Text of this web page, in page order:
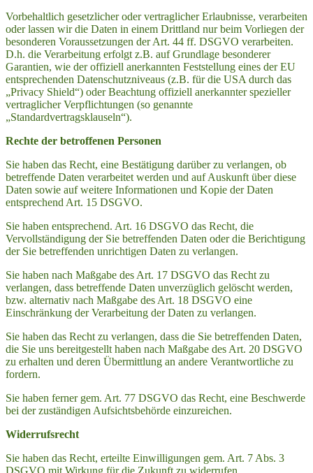
Vorbehaltlich gesetzlicher oder vertraglicher Erlaubnisse, verarbeiten
oder lassen wir die Daten in einem Drittland nur beim Vorliegen der
besonderen Voraussetzungen der Art. 44 ff. DSGVO verarbeiten.
D.h. die Verarbeitung erfolgt z.B. auf Grundlage besonderer
Garantien, wie der offiziell anerkannten Feststellung eines der EU
entsprechenden Datenschutzniveaus (z.B. für die USA durch das
„Privacy Shield“) oder Beachtung offiziell anerkannter spezieller
vertraglicher Verpflichtungen (so genannte
„Standardvertragsklauseln“).
Rechte der betroffenen Personen
Sie haben das Recht, eine Bestätigung darüber zu verlangen, ob
betreffende Daten verarbeitet werden und auf Auskunft über diese
Daten sowie auf weitere Informationen und Kopie der Daten
entsprechend Art. 15 DSGVO.
Sie haben entsprechend. Art. 16 DSGVO das Recht, die
Vervollständigung der Sie betreffenden Daten oder die Berichtigung
der Sie betreffenden unrichtigen Daten zu verlangen.
Sie haben nach Maßgabe des Art. 17 DSGVO das Recht zu
verlangen, dass betreffende Daten unverzüglich gelöscht werden,
bzw. alternativ nach Maßgabe des Art. 18 DSGVO eine
Einschränkung der Verarbeitung der Daten zu verlangen.
Sie haben das Recht zu verlangen, dass die Sie betreffenden Daten,
die Sie uns bereitgestellt haben nach Maßgabe des Art. 20 DSGVO
zu erhalten und deren Übermittlung an andere Verantwortliche zu
fordern.
Sie haben ferner gem. Art. 77 DSGVO das Recht, eine Beschwerde
bei der zuständigen Aufsichtsbehörde einzureichen.
Widerrufsrecht
Sie haben das Recht, erteilte Einwilligungen gem. Art. 7 Abs. 3